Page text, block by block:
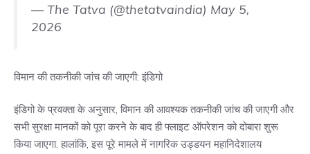
— The Tatva (@thetatvaindia) May 5,
2026
विमान की तकनीकी जांच की जाएगी: इंडिगो
इंडिगो के प्रवक्ता के अनुसार, विमान की आवश्यक तकनीकी जांच की जाएगी और
सभी सुरक्षा मानकों को पूरा करने के बाद ही फ्लाइट ऑपरेशन को दोबारा शुरू
किया जाएगा. हालांकि, इस पूरे मामले में नागरिक उड्डयन महानिदेशालय